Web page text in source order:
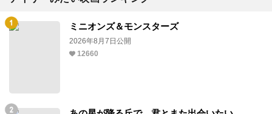
ミニオンズ＆モンスターズ
2026年8月7日公開
12660